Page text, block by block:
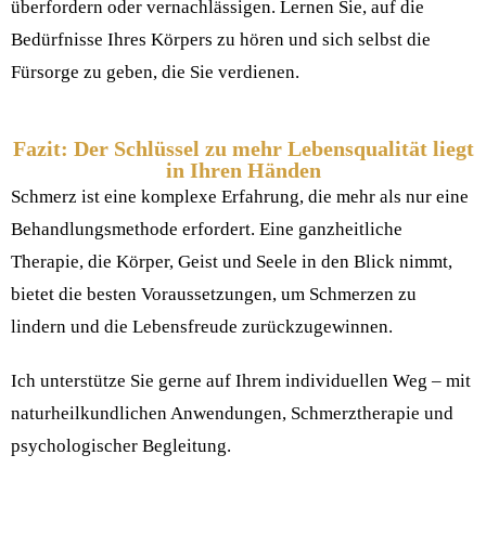
überfordern oder vernachlässigen. Lernen Sie, auf die
Bedürfnisse Ihres Körpers zu hören und sich selbst die
Fürsorge zu geben, die Sie verdienen.
Fazit: Der Schlüssel zu mehr Lebensqualität liegt
in Ihren Händen
Schmerz ist eine komplexe Erfahrung, die mehr als nur eine
Behandlungsmethode erfordert. Eine ganzheitliche
Therapie, die Körper, Geist und Seele in den Blick nimmt,
bietet die besten Voraussetzungen, um Schmerzen zu
lindern und die Lebensfreude zurückzugewinnen.
Ich unterstütze Sie gerne auf Ihrem individuellen Weg – mit
naturheilkundlichen Anwendungen, Schmerztherapie und
psychologischer Begleitung.